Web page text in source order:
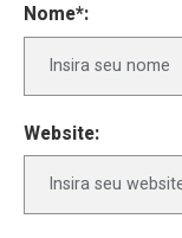
Nome*:
Website: